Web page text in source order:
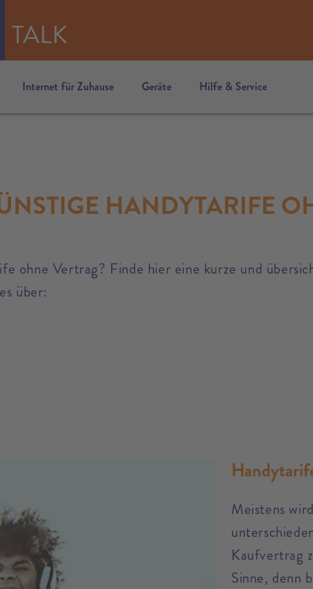
TALK
Internet für Zuhause Geräte Hilfe & Service
HANDYTARIFE
ohne Vertrag? Finde hier eine kurze und
über:
Meistens
Kaufvertrag
Sinne, denn